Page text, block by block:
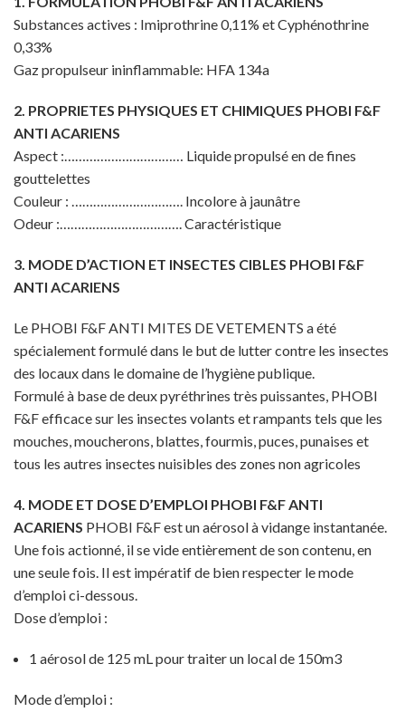
Substances actives : Imiprothrine 0,11% et Cyphénothrine
0,33%
Gaz propulseur ininflammable: HFA 134a
2. PROPRIETES PHYSIQUES ET CHIMIQUES PHOBI F&F
ANTI ACARIENS
Aspect :…………………………… Liquide propulsé en de fines
gouttelettes
Couleur : …………………………. Incolore à jaunâtre
Odeur :……………………………. Caractéristique
3. MODE D’ACTION ET INSECTES CIBLES PHOBI F&F
ANTI ACARIENS
Le PHOBI F&F ANTI MITES DE VETEMENTS a été
spécialement formulé dans le but de lutter contre les insectes
des locaux dans le domaine de l’hygiène publique.
Formulé à base de deux pyréthrines très puissantes, PHOBI
F&F efficace sur les insectes volants et rampants tels que les
mouches, moucherons, blattes, fourmis, puces, punaises et
tous les autres insectes nuisibles des zones non agricoles
4. MODE ET DOSE D’EMPLOI PHOBI F&F ANTI
ACARIENS PHOBI F&F est un aérosol à vidange instantanée.
Une fois actionné, il se vide entièrement de son contenu, en
une seule fois. Il est impératif de bien respecter le mode
d’emploi ci-dessous.
Dose d’emploi :
1 aérosol de 125 mL pour traiter un local de 150m3
Mode d’emploi :